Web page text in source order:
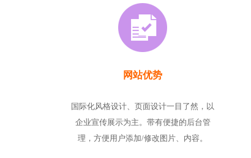
网站优势
国际化风格设计、页面设计一目了然，以
企业宣传展示为主。带有便捷的后台管
理，方便用户添加/修改图片、内容。